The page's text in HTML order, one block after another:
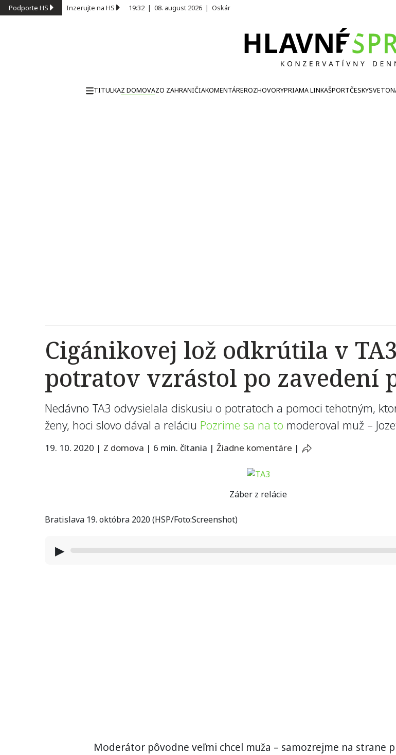
Podporte HS Inzerujte na HS 19:32 | 08. august 2026 | Oskár
TITULKAZ DOMOVAZO ZAHRANIČIAKOMENTÁREROZHOVORYPRIAMA LINKAŠPORTČESKY
Cigánikovej lož odkrútila v
potratov vzrástol po zavedení
Nedávno TA3 odvysielala diskusiu o potratoch a pomoci tehotným,
ženy, hoci slovo dával a reláciu Pozrime sa na to moderoval muž –
19. 10. 2020 | Z domova | 6 min. čítania | Žiadne komentáre |
Záber z relácie
Bratislava 19. októbra 2020 (HSP/Foto:Screenshot)
▶
Moderátor pôvodne veľmi chcel muža – samozrejme na strane